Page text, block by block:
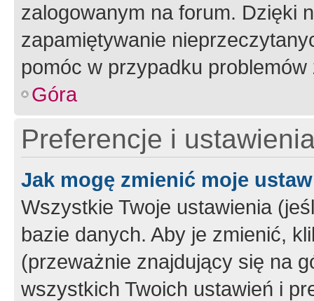
zalogowanym na forum. Dzięki
zapamiętywanie
pomóc w przypadku
Góra
Preferencje i
Jak mogę zmienić moje
Wszystkie Twoje ustawienia
bazie danych. Aby je zmienić,
(przeważnie znajdujący się na
wszystkich Twoich ustawień i